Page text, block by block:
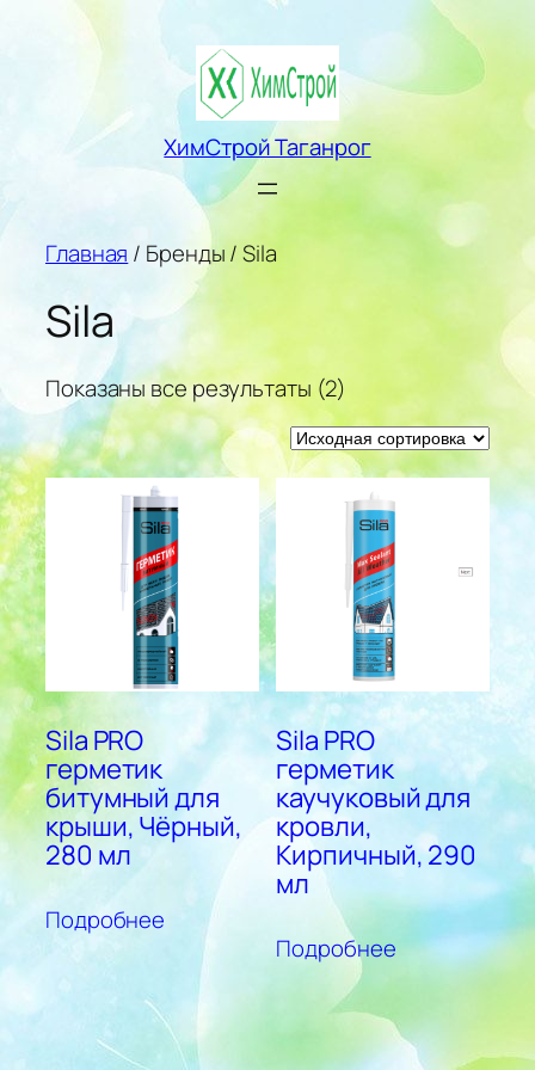
Перейти
ХимСтрой Таганрог
Главная / Бренды / Sila
Sila
Показаны все результаты (2)
Sila PRO
герметик
битумный для
крыши, Чёрный,
280 мл
Подробнее
Sila PRO
герметик
каучуковый для
кровли,
Кирпичный, 290
мл
Подробнее